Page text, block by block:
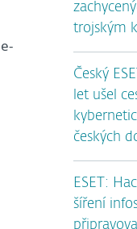
trojským
Český
let ušel
českých
ESET:
šíření